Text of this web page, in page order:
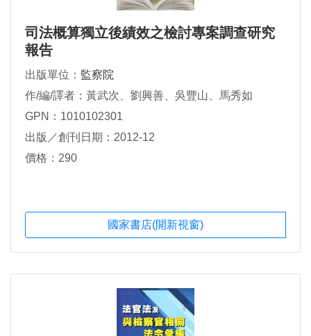
司法概算獨立後績效之檢討專案調查研究
報告
出版單位： 監察院
作/編/譯者：黃武次、劉興善、吳豐山、馬秀如
GPN：1010102301
出版／創刊日期：2012-12
價格：290
國家書店(開新視窗)